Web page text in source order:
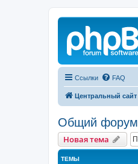
Ссылки FAQ
Центральный сайт
Общий форум
Новая тема
ТЕМЫ